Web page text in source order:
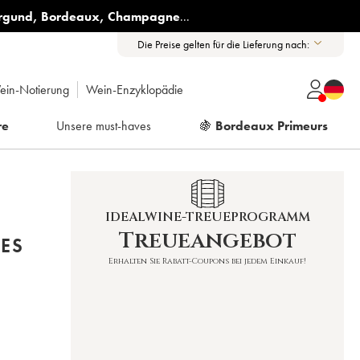
, Bordeaux, Champagne...
Die Preise gelten für die Lieferung nach:
Notierung Wein-Enzyklopädie
Unsere must-haves 🍇 Bordeaux Primeurs
IDEALWINE-TREUEPROGRAMM
Treueangebot
Erhalten Sie Rabatt-Coupons bei jedem Einkauf!